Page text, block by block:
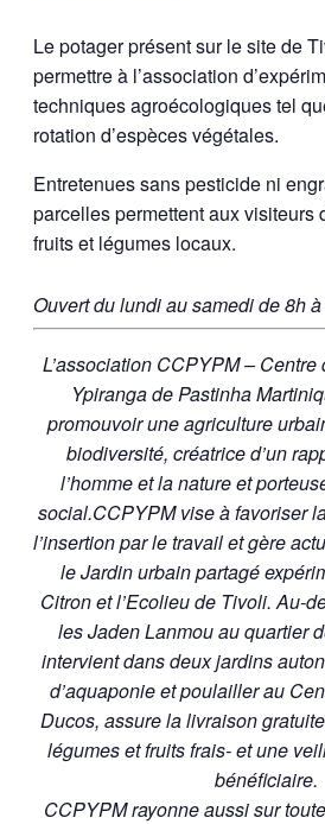
Le potager présent sur le site de
permettre à l’association
techniques agroécologiques tel
rotation d’espèces végétales.
Entretenues sans pesticide ni
parcelles permettent aux visiteurs
fruits et légumes locaux.
Ouvert du lundi au samedi de 8h
L’association CCPYPM –
Ypiranga de Pastinha
promouvoir une agriculture
biodiversité, créatrice d’un
l’homme et la nature et
social.CCPYPM vise à favoriser
l’insertion par le travail et gère
le Jardin urbain partagé
Citron et l’Ecolieu de Tivoli. Au-
les Jaden Lanmou au quartier
intervient dans deux jardins
d’aquaponie et poulailler au
Ducos, assure la livraison
légumes et fruits frais- et une
bénéficiaire.
CCPYPM rayonne aussi sur